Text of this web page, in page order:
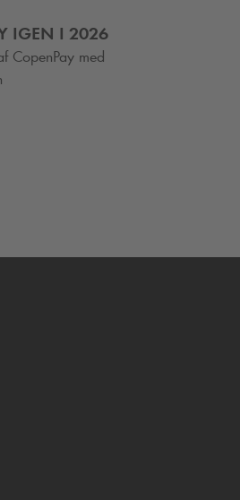
IGEN I 2026
CopenPay med